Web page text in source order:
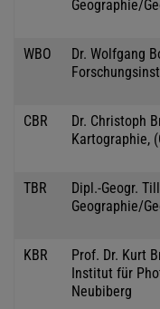
Geographie/
WBO
Dr. Wolfgang
CBR
Dr. Christoph
Kartographie,
TBR
Dipl.-Geogr.
Geographie/
KBR
Prof. Dr. Kurt
Institut für
Neubiberg